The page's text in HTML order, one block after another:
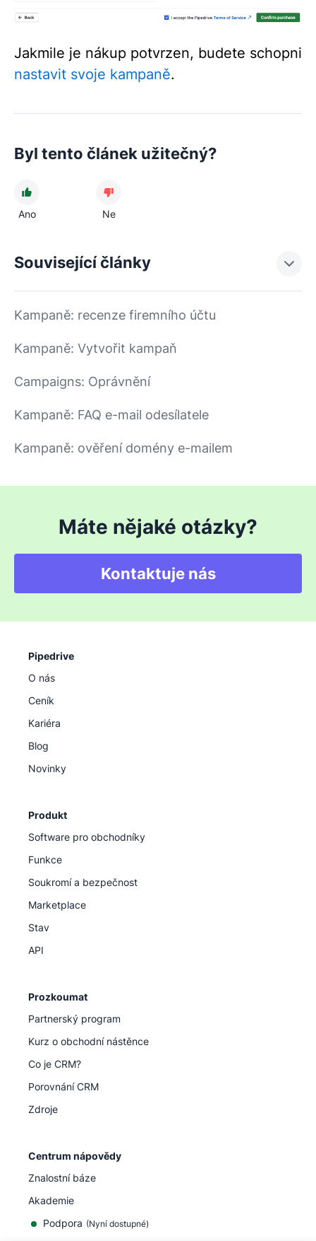
Jakmile je nákup potvrzen, budete schopni
nastavit svoje kampaně.
Byl tento článek užitečný?
Ano Ne
Související články
Kampaně: recenze firemního účtu
Kampaně: Vytvořit kampaň
Campaigns: Oprávnění
Kampaně: FAQ e-mail odesílatele
Kampaně: ověření domény e-mailem
Máte nějaké otázky?
Kontaktuje nás
Pipedrive
O nás
Ceník
Kariéra
Blog
Novinky
Produkt
Software pro obchodníky
Funkce
Soukromí a bezpečnost
Marketplace
Stav
API
Prozkoumat
Partnerský program
Kurz o obchodní nástěnce
Co je CRM?
Porovnání CRM
Zdroje
Centrum nápovědy
Znalostní báze
Akademie
Podpora (Nyní dostupné)